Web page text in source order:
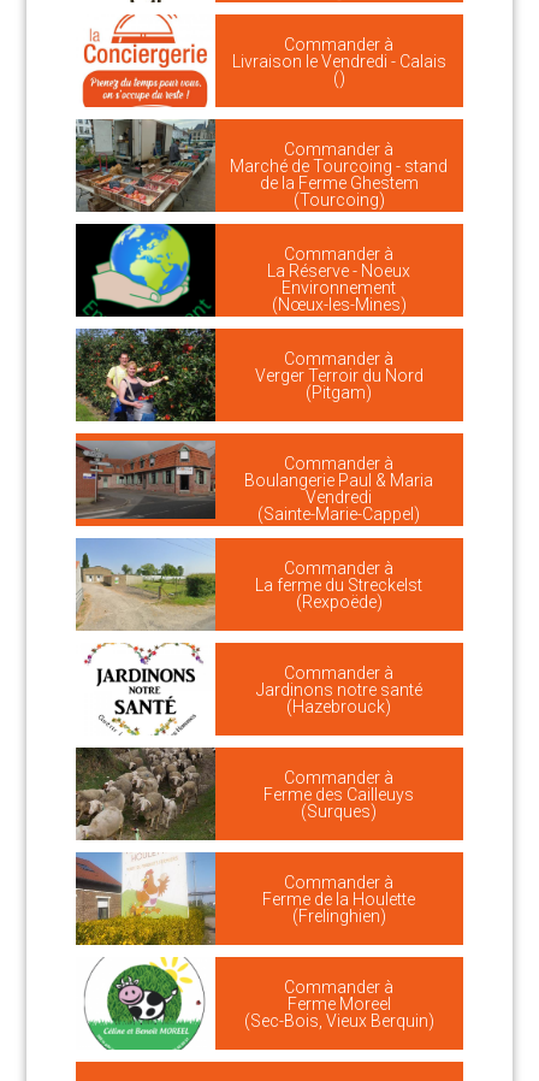
Commander à
Livraison le Vendredi - Calais
()
Commander à
Marché de Tourcoing - stand
de la Ferme Ghestem
(Tourcoing)
Commander à
La Réserve - Noeux
Environnement
(Nœux-les-Mines)
Commander à
Verger Terroir du Nord
(Pitgam)
Commander à
Boulangerie Paul & Maria
Vendredi
(Sainte-Marie-Cappel)
Commander à
La ferme du Streckelst
(Rexpoëde)
Commander à
Jardinons notre santé
(Hazebrouck)
Commander à
Ferme des Cailleuys
(Surques)
Commander à
Ferme de la Houlette
(Frelinghien)
Commander à
Ferme Moreel
(Sec-Bois, Vieux Berquin)